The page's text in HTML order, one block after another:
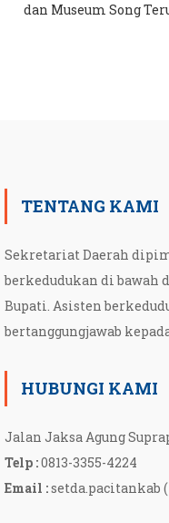
dan Museum Song
TENTANG KAMI
Sekretariat Daerah
berkedudukan di bawah
Bupati. Asisten
bertanggungjawab
HUBUNGI KAMI
Jalan Jaksa Agung
Telp :0813-3355-4224
Email :setda.pacitankab (